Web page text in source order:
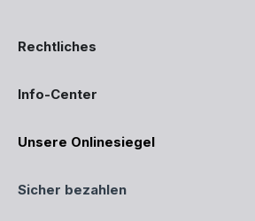
Rechtliches
Info-Center
Unsere Onlinesiegel
Sicher bezahlen